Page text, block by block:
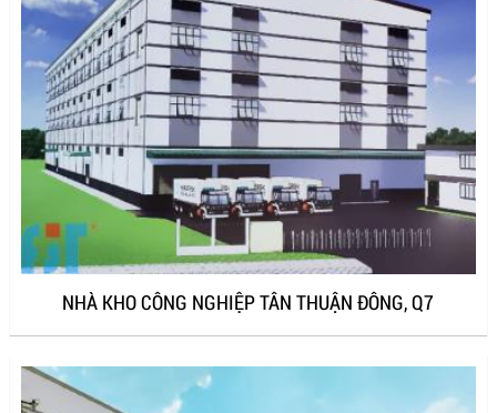
NHÀ KHO CÔNG NGHIỆP TÂN THUẬN ĐÔNG, Q7